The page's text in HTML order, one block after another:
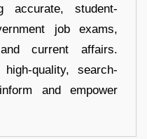
accurate, student-
job exams,
current affairs.
quality, search-
and empower